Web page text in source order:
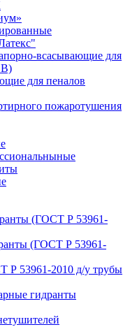
всасывающие для
В)
для пеналов
пожаротушения
(ГОСТ Р 53961-
(ГОСТ Р 53961-
Р 53961-2010 д/у трубы
гидранты